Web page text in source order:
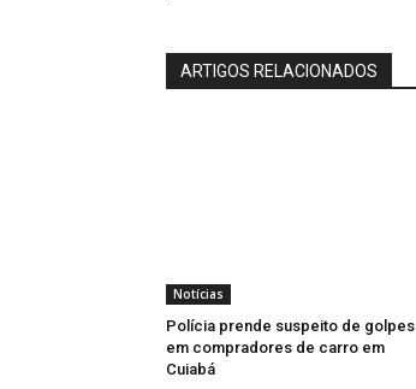
ARTIGOS RELACIONADOS
Notícias
Polícia prende suspeito de golpes
em compradores de carro em
Cuiabá